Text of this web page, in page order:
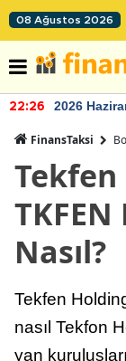
08 Ağustos 2026
22:24 TCMB'nin
FinansTaksi
Nasıl?
Tekfen
nasıl Tekfon
yan